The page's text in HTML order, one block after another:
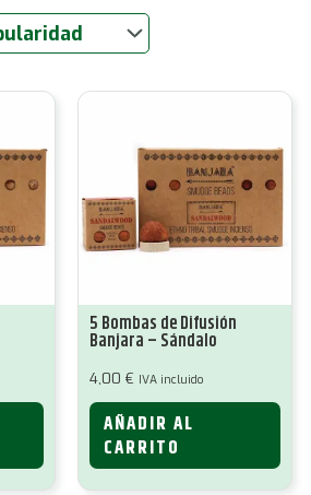
popularidad
5 Bombas de Difusión
Banjara – Sándalo
4,00 € IVA incluido
AÑADIR AL
CARRITO